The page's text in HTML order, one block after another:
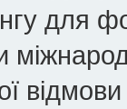
для